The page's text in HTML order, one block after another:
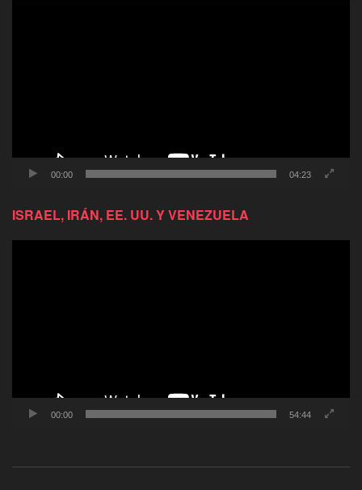
00:00 04:23
ISRAEL, IRÁN, EE. UU. Y VENEZUELA
00:00 54:44